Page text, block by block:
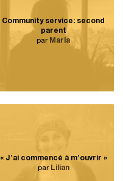
Community service: second
parent
par Maria
« J’ai commencé à m’ouvrir »
par Lilian